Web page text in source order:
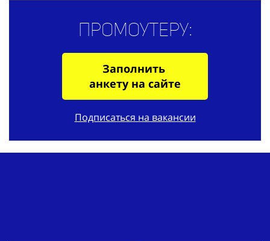
Промоутеру:
Заполнить
анкету на сайте
Подписаться на вакансии